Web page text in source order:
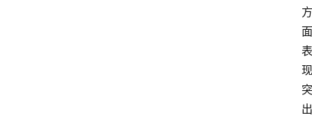
方
面
表
现
突
出